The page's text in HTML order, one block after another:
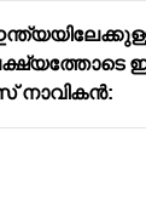
നാവികൻ: